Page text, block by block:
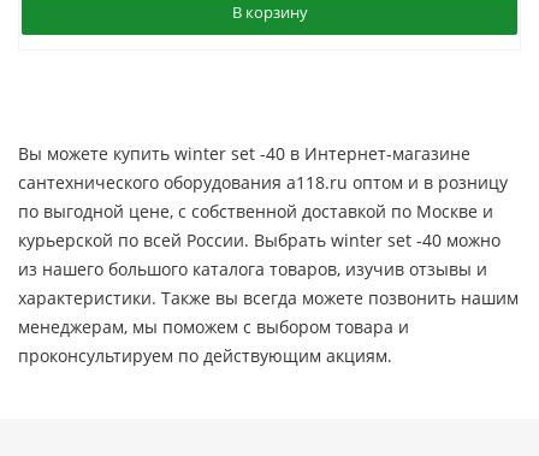
В корзину
Вы можете купить winter set -40 в Интернет-магазине
сантехнического оборудования a118.ru оптом и в розницу
по выгодной цене, c собственной доставкой по Москве и
курьерской по всей России. Выбрать winter set -40 можно
из нашего большого каталога товаров, изучив отзывы и
характеристики. Также вы всегда можете позвонить нашим
менеджерам, мы поможем с выбором товара и
проконсультируем по действующим акциям.